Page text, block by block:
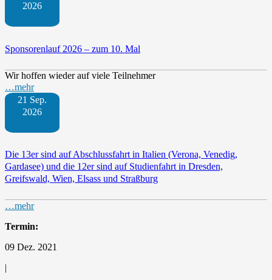
2026
Sponsorenlauf 2026 – zum 10. Mal
Wir hoffen wieder auf viele Teilnehmer
…mehr
21 Sep.
2026
Die 13er sind auf Abschlussfahrt in Italien (Verona, Venedig,
Gardasee) und die 12er sind auf Studienfahrt in Dresden,
Greifswald, Wien, Elsass und Straßburg
…mehr
Termin:
09 Dez. 2021
|